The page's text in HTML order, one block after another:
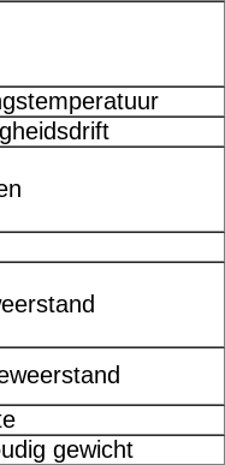
gewicht